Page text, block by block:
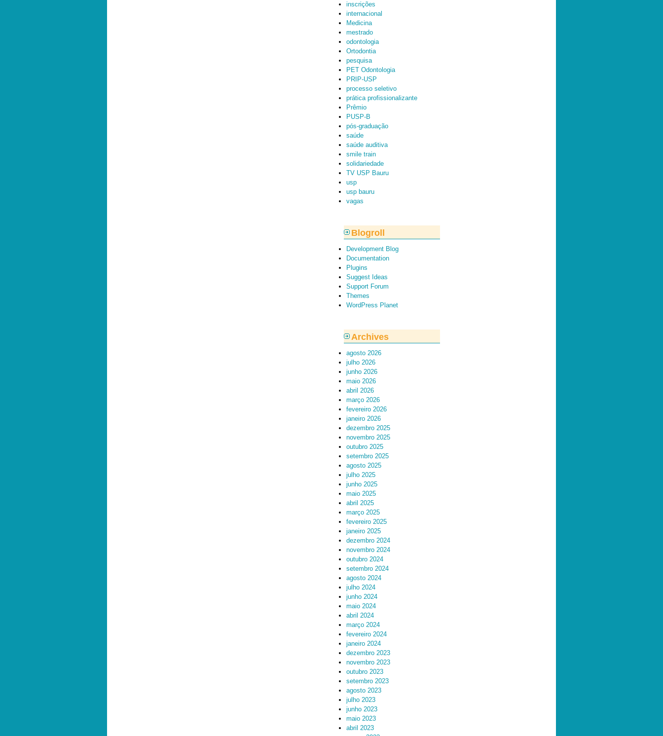
inscrições
internacional
Medicina
mestrado
odontologia
Ortodontia
pesquisa
PET Odontologia
PRIP-USP
processo seletivo
prática profissionalizante
Prêmio
PUSP-B
pós-graduação
saúde
saúde auditiva
smile train
solidariedade
TV USP Bauru
usp
usp bauru
vagas
Blogroll
Development Blog
Documentation
Plugins
Suggest Ideas
Support Forum
Themes
WordPress Planet
Archives
agosto 2026
julho 2026
junho 2026
maio 2026
abril 2026
março 2026
fevereiro 2026
janeiro 2026
dezembro 2025
novembro 2025
outubro 2025
setembro 2025
agosto 2025
julho 2025
junho 2025
maio 2025
abril 2025
março 2025
fevereiro 2025
janeiro 2025
dezembro 2024
novembro 2024
outubro 2024
setembro 2024
agosto 2024
julho 2024
junho 2024
maio 2024
abril 2024
março 2024
fevereiro 2024
janeiro 2024
dezembro 2023
novembro 2023
outubro 2023
setembro 2023
agosto 2023
julho 2023
junho 2023
maio 2023
abril 2023